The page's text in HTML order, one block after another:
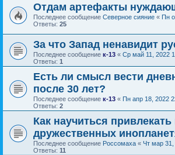
Отдам артефакты
Последнее сообщение Северное сияние « Пн
Ответы: 25
За что Запад ненавидит
Последнее сообщение к-13 « Ср май 11, 2022
Ответы: 1
Есть ли смысл вести
после 30 лет?
Последнее сообщение к-13 « Пн апр 18, 2022
Ответы: 2
Как научиться
дружественных
Последнее сообщение Россомаха « Чт мар 31,
Ответы: 11